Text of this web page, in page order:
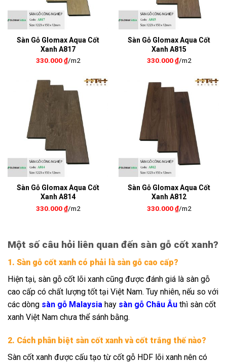
Sàn Gỗ Glomax Aqua Cốt
Xanh A817
330.000₫/m2
Sàn Gỗ Glomax Aqua Cốt
Xanh A815
330.000₫/m2
Sàn Gỗ Glomax Aqua Cốt
Xanh A814
330.000₫/m2
Sàn Gỗ Glomax Aqua Cốt
Xanh A812
330.000₫/m2
Một số câu hỏi liên quan đến sàn gỗ cốt xanh?
1. Sàn gỗ cốt xanh có phải là sàn gỗ cao cấp?
Hiện tại, sàn gỗ cốt lõi xanh cũng được đánh giá là sàn gỗ
cao cấp có chất lượng tốt tại Việt Nam. Tuy nhiên, nếu so với
các dòng sàn gỗ Malaysia hay sàn gỗ Châu Âu thì sàn cốt
xanh Việt Nam chưa thể sánh bằng.
2. Cách phân biệt sàn cốt xanh và cốt trắng thế nào?
Sàn cốt xanh được cấu tạo từ cốt gỗ HDF lõi xanh nên có